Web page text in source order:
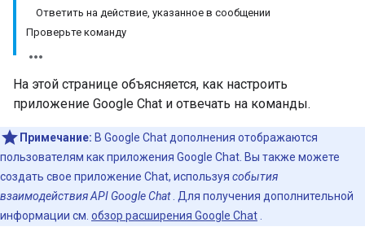
Ответить на действие, указанное в сообщении
Проверьте команду
На этой странице объясняется, как настроить
приложение Google Chat и отвечать на команды.
Примечание: В Google Chat дополнения отображаются
пользователям как приложения Google Chat. Вы также можете
создать свое приложение Chat, используя события
взаимодействия API Google Chat. Для получения дополнительной
информации см. обзор расширения Google Chat